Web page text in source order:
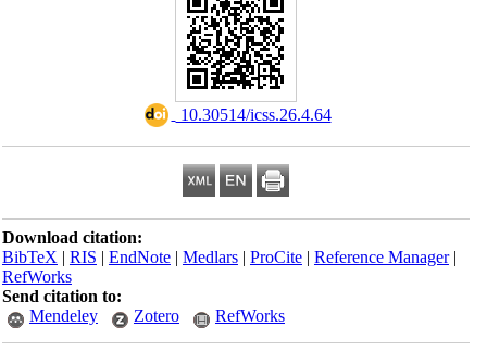
‎ 10.30514/icss.26.4.64
Download citation:
BibTeX|RIS|EndNote|Medlars|ProCite|Reference Manager
RefWorks
Send citation to:
Mendeley
Zotero RefWorks